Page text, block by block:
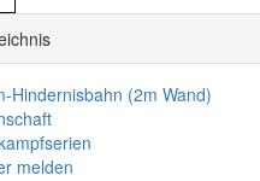
Hindernisbahn (2m Wand)
melden